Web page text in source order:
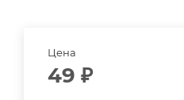
Цена
49 ₽